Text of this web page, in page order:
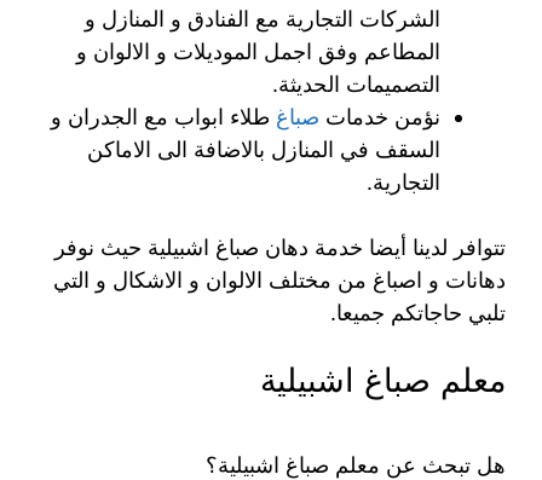
الشركات التجارية مع الفنادق و المنازل و
المطاعم وفق اجمل الموديلات و الالوان و
التصميمات الحديثة.
نؤمن خدمات صباغ طلاء ابواب مع الجدران و
السقف في المنازل بالاضافة الى الاماكن
التجارية.
تتوافر لدينا أيضا خدمة دهان صباغ اشبيلية حيث نوفر
دهانات و اصباغ من مختلف الالوان و الاشكال و التي
تلبي حاجاتكم جميعا.
معلم صباغ اشبيلية
هل تبحث عن معلم صباغ اشبيلية؟